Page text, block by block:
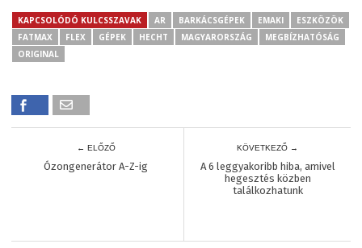
KAPCSOLÓDÓ KULCSSZAVAK AR BARKÁCSGÉPEK EMAKI
ESZKÖZÖK
FATMAX
FLEX GÉPEK HECHT MAGYARORSZÁG
MEGBÍZHATÓSÁG
ORIGINAL
← ELŐZŐ
Ózongenerátor A-Z-ig
KÖVETKEZŐ →
A 6 leggyakoribb hiba, amivel
hegesztés közben
találkozhatunk